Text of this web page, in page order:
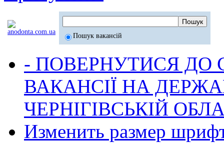
Пошук вакансій
- ПОВЕРНУТИСЯ ДО
ВАКАНСІЇ НА
ЧЕРНІГІВСЬКІЙ
Изменить размер